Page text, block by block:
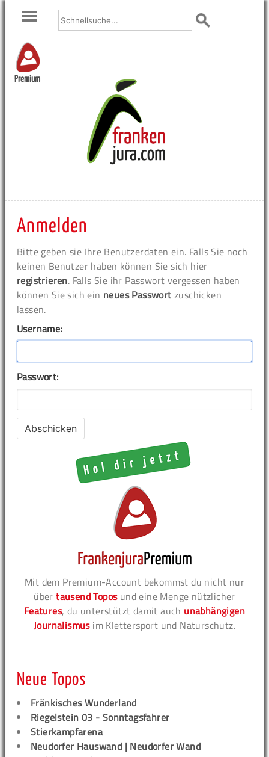
Premium
Anmelden
Bitte geben sie Ihre Benutzerdaten ein. Falls Sie noch
keinen Benutzer haben können Sie sich hier
registrieren. Falls Sie ihr Passwort vergessen haben
können Sie sich ein neues Passwort zuschicken
lassen.
Username:
Passwort:
Mit dem Premium-Account bekommst du nicht nur
übertausend Toposund eine Menge nützlicher
Features, du unterstützt damit auch unabhängigen
Journalismusim Klettersport und Naturschutz.
Neue Topos
Fränkisches Wunderland
Riegelstein 03 - Sonntagsfahrer
Stierkampfarena
Neudorfer Hauswand | Neudorfer Wand